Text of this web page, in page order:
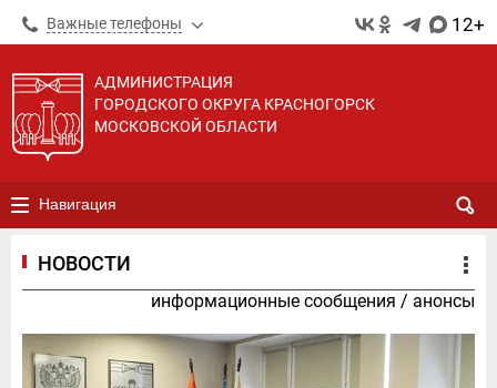
Важные телефоны 12+
АДМИНИСТРАЦИЯ
ГОРОДСКОГО ОКРУГА КРАСНОГОРСК
МОСКОВСКОЙ ОБЛАСТИ
Навигация
НОВОСТИ
информационные сообщения / анонсы